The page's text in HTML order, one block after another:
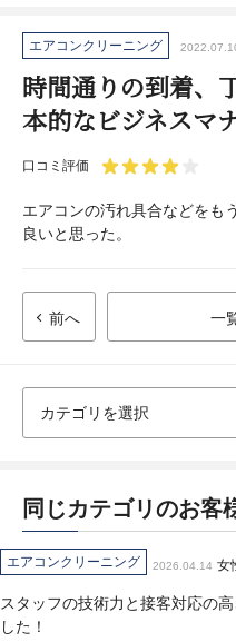
エアコンクリーニング
時間通りの到着、
本的なビジネスマ
口コミ評価
エアコンの汚れ具合などをも
良いと思った。
前へ 一
同じカテゴリのお客
エアコンクリーニング 2026.04.14 女
スタッフの技術力と接客対応の
した！